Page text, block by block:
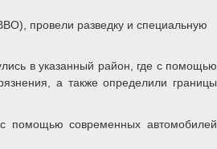
провели разведку и специальную
в указанный район, где с помощью
а также определили границы
помощью современных автомобилей